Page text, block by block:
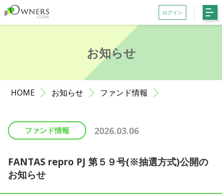
ログイン
会員登録がお済みでない方はこちら
お知らせ
サポート
初めての方へ よくある質問
お問い合わせ
お知らせ
HOME お知らせ ファンド情報
ファンド情報 2026.03.06
FANTAS repro PJ 第５９号(※抽選方式)公開の
お知らせ